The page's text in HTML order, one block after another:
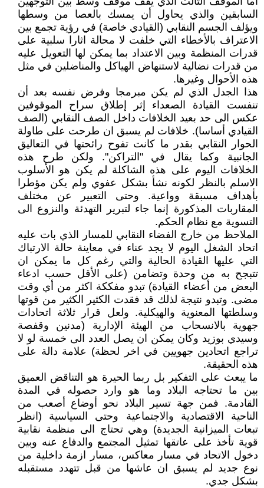
السابقين والذي يحاول أن يمسك بالعصا من وسطها
ويؤلف الجسم النقابي (القيادي خاصة) في رؤية تجمع بين
الاعتراف بالأخطاء التي خلفت لا محالة اثارا سلبية على
قدرات المنظمة وبين الاعتداد بما يمكن لها التعويل عليه
من قدرات نضالية لاستنهاض الهياكل والمناضلين في مثل
هذه الأحوال وغيرها.
هذا الجدل الذي لم يكن مبرمجا وفرض نفسه بعد أن
تنفست القيادة الصعداء إثر إطلاق سراح الموقوفين
عكس الى حد بعيد الخلافات داخل الصف النقابي (الصف
القيادي أساسا). خلافات لم يسبق ان طرحت على طاولة
الحوار النقابي بقدر ما كانت تفوح رائحتها في التعاليق
الجانبية وكما يقال في "التراكن". ولكن طرح هذه
الخلافات اليوم على هذه الشاكلة لم يكن هو الأسلوب
الاسلم بالنظر لكونه نشأ بشكل عفوي ولم يكن مؤطرا
بأهداف مسبقة وواعية. وحتى التعبير عن مختلف
المقاربات المذكورة إنما جاء لتبرير التهدئة والنزوع الى
التسوية مع نظام الحكم.
الملاحظ من خارج الفضاء النقابي للمسار الذي بات عليه
اتحاد الشغل اليوم لا يجد عناء في معاينة حالة الارتباك
التي عليها القيادة الحالية والتي رغم كل ما يمكن ان
تتبجح به من وحدة وتضامن (على الأقل حسب ادعاء
البعض من أعضاء القيادة) تبدو مفككة اكثر من أي وقت
مضى. وتبدو نتيجة لذلك قد فقدت الكثير الكثير من قوتها
وسلطتها المعنوية والهيكلية. ولعل قرار ثلاثة اتحادات
جهوية بالانسحاب من الهيئة الإدارية (مدنين وقفصة
وسيدي بوزيد وكان يمكن ان يصل العدد الى خمسة لو لا
تراجع اتحادين جهويين في اخر لحظة) علامة دالة على
هذه الحقيقة.
ما يبعث على التفكير بل ربما الحيرة هو التناقض العميق
بين ما تحتاجه البلاد وما هو وارد حصوله في المدة
القادمة. فمن جهة تسير البلاد نحو أوضاع أصعب من
الناحية الاقتصادية والاجتماعية وحتى السياسية (انظر
تبعات الميزانية الجديدة) وهي تحتاج الى منظمة نقابية
قوية تأخذ على عاتقها تمثيل المجتمع والدفاع عنه وبين
دخول الاتحاد في مسار معاكس، مسار ازمة داخلية من
نوع جديد لم يسبق ان عاشها من قبل تتهدد مستقبله
بشكل جدي.